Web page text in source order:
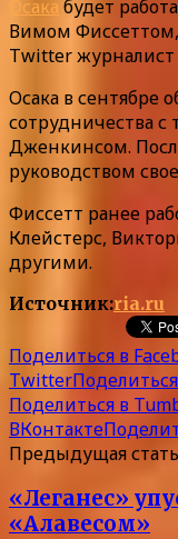
Осака будет
Вимом
Twitter журналист
Осака в сентябре
сотрудничества
Дженкинсом.
руководством
Фиссетт ранее
Клейстерс,
другими.
Источник:ria.ru
Поделиться в
Twitter
Поделиться в
ВКонтакте
Предыдущая
«Леганес»
«Алавесом»